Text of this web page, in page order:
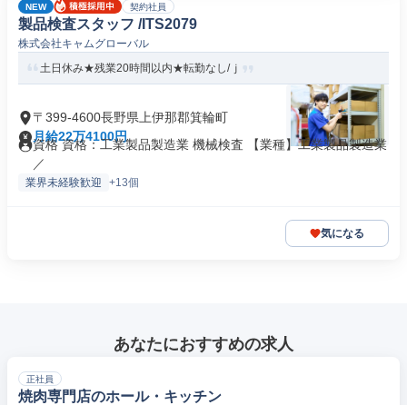
NEW 契約社員
製品検査スタッフ /ITS2079
株式会社キャムグローバル
土日休み★残業20時間以内★転勤なし/ｊ
〒399-4600長野県上伊那郡箕輪町
月給22万4100円
資格 資格：工業製品製造業 機械検査 【業種】工業製品製造業
／
業界未経験歓迎 +13個
気になる
あなたにおすすめの求人
正社員
焼肉専門店のホール・キッチン